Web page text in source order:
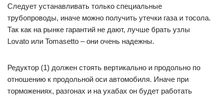
Следует устанавливать только специальные
трубопроводы, иначе можно получить утечки газа и тосола.
Так как на рынке гарантий не дают, лучше брать узлы
Lovato или Tomasetto – они очень надежны.
Редуктор (1) должен стоять вертикально и продольно по
отношению к продольной оси автомобиля. Иначе при
торможениях, разгонах и на ухабах он будет работать